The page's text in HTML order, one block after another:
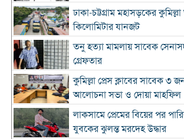
ঢাকা-চট্টগ্রাম মহাসড়কের
কিলোমিটার যানজট
তনু হত্যা মামলায় সাবেক
গ্রেফতার
কুমিল্লা প্রেস ক্লাবের সাবেক ৩
আলোচনা সভা ও দোয়া মাহফিল
লাকসামে প্রেমের বিয়ের পর
যুবকের ঝুলন্ত মরদেহ উদ্ধার